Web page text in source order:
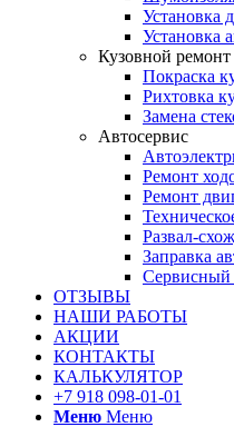
Установка
Установка
Кузовной ремонт
Покраска
Рихтовка
Замена
Автосервис
Ремонт
Ремонт
Развал-
Заправка
Сервисный
ОТЗЫВЫ
НАШИ РАБОТЫ
АКЦИИ
КОНТАКТЫ
КАЛЬКУЛЯТОР
+7 918 098-01-01
Меню Меню